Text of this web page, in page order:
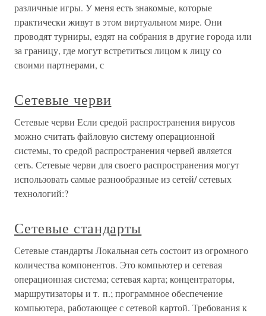
различные игры. У меня есть знакомые, которые
практически живут в этом виртуальном мире. Они
проводят турниры, ездят на собрания в другие города или
за границу, где могут встретиться лицом к лицу со
своими партнерами, с
Сетевые черви
Сетевые черви Если средой распространения вирусов
можно считать файловую систему операционной
системы, то средой распространения червей является
сеть. Сетевые черви для своего распространения могут
использовать самые разнообразные из сетей/ сетевых
технологий:?
Сетевые стандарты
Сетевые стандарты Локальная сеть состоит из огромного
количества компонентов. Это компьютер и сетевая
операционная система; сетевая карта; концентраторы,
маршрутизаторы и т. п.; программное обеспечение
компьютера, работающее с сетевой картой. Требования к